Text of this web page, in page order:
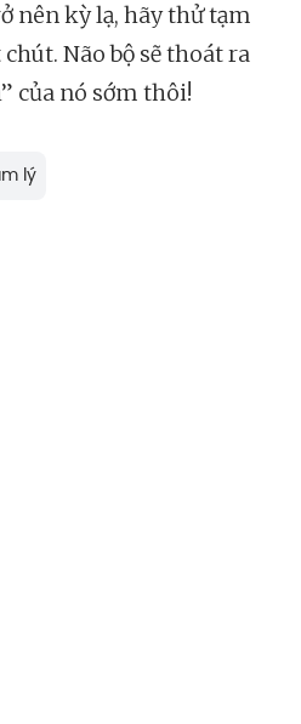
nên kỳ lạ, hãy thử tạm
Não bộ sẽ thoát ra
của nó sớm thôi!
lý